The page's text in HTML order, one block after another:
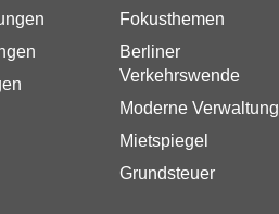
Fokusthemen
Berliner
Verkehrswende
Moderne Verwaltung
Mietspiegel
Grundsteuer